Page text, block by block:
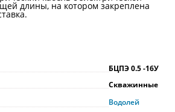
длины, на котором закреплена
БЦПЭ 0.5 -16У
Скважинные
Водолей